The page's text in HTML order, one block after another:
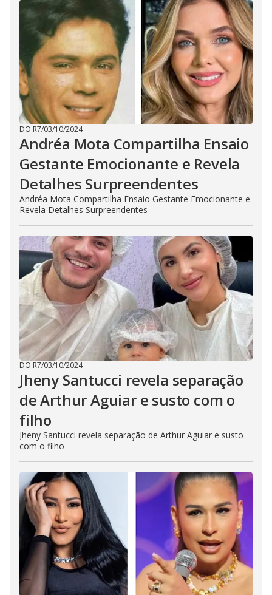
DO R7/03/10/2024
Andréa Mota Compartilha Ensaio
Gestante Emocionante e Revela
Detalhes Surpreendentes
Andréa Mota Compartilha Ensaio Gestante Emocionante e
Revela Detalhes Surpreendentes
DO R7/03/10/2024
Jheny Santucci revela separação
de Arthur Aguiar e susto com o
filho
Jheny Santucci revela separação de Arthur Aguiar e susto
com o filho